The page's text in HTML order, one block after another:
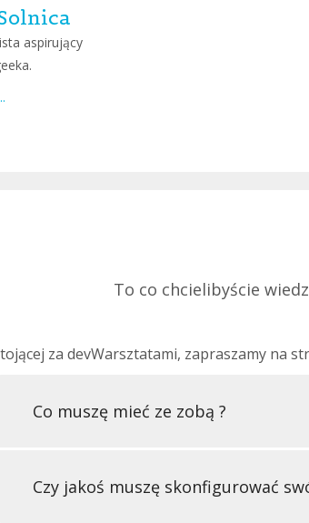
aspirujący
To co chcielibyście
za devWarsztatami, zapraszamy na
Co muszę mieć ze zobą ?
Czy jakoś muszę skonfigurować